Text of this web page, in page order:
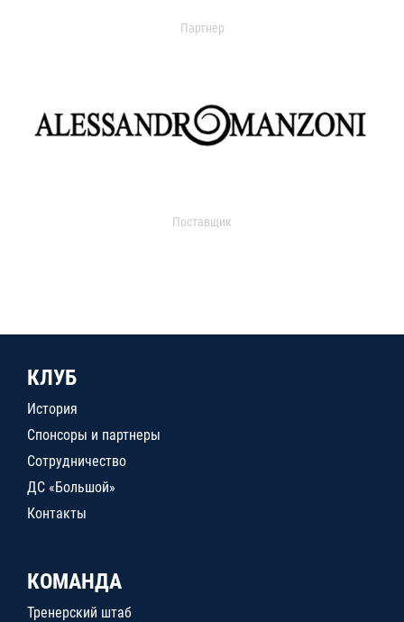
Партнер
Поставщик
КЛУБ
История
Спонсоры и партнеры
Сотрудничество
ДС «Большой»
Контакты
КОМАНДА
Тренерский штаб